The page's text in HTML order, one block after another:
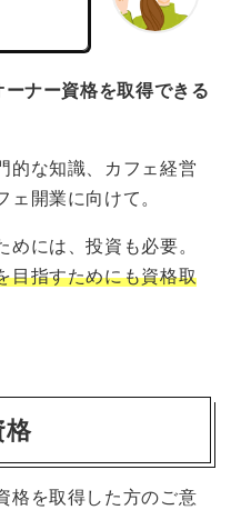
ーナー資格を取得できる
的な知識、カフェ経営
開業に向けて。
には、投資も必要。
目指すためにも資格取
格
格を取得した方のご意